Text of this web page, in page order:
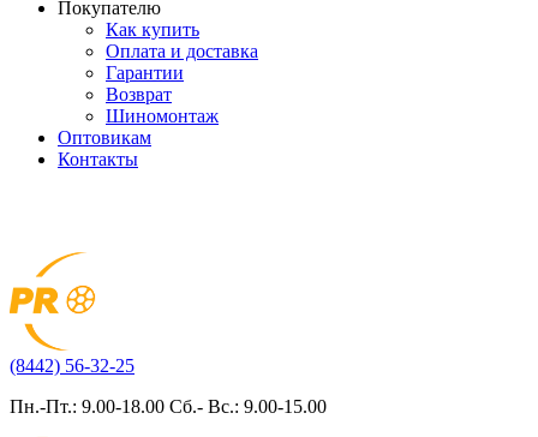
Покупателю
Как купить
Оплата и доставка
Гарантии
Возврат
Шиномонтаж
Оптовикам
Контакты
(8442) 56-32-25
Пн.-Пт.: 9.00-18.00 Сб.- Вс.: 9.00-15.00